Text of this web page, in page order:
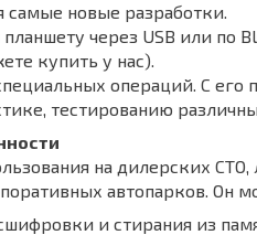
новые разработки.
через USB или по
купить у нас).
операций. С
тестированию
на дилерских
автопарков. Он
и стирания из